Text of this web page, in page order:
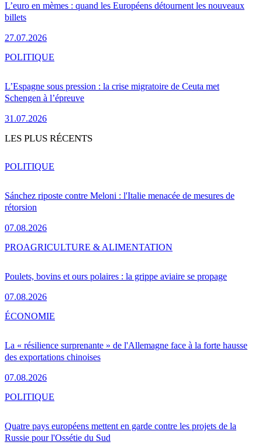
L’euro en mèmes : quand les Européens détournent les nouveaux
billets
27.07.2026
L’Espagne sous pression : la crise migratoire de Ceuta met
Schengen à l’épreuve
31.07.2026
POLITIQUE
LES PLUS RÉCENTS
Sánchez riposte contre Meloni : l'Italie menacée de mesures de
rétorsion
07.08.2026
POLITIQUE
Poulets, bovins et ours polaires : la grippe aviaire se propage
07.08.2026
PROAGRICULTURE & ALIMENTATION
La « résilience surprenante » de l'Allemagne face à la forte hausse
des exportations chinoises
07.08.2026
ÉCONOMIE
Quatre pays européens mettent en garde contre les projets de la
Russie pour l'Ossétie du Sud
POLITIQUE